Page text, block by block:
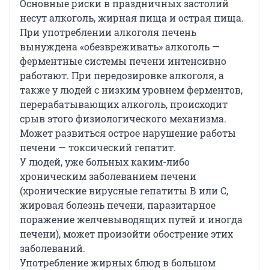
Основные риски в праздничных застолий
несут алкоголь, жирная пища и острая пища.
При употреблении алкоголя печень
вынуждена «обезвреживать» алкоголь —
ферментные системы печени интенсивно
работают. При передозировке алкоголя, а
также у людей с низким уровнем ферментов,
перерабатывающих алкоголь, происходит
срыв этого физиологического механизма.
Может развиться острое нарушение работы
печени — токсический гепатит.
У людей, уже больных каким-либо
хроническим заболеванием печени
(хронические вирусные гепатиты В или С,
жировая болезнь печени, паразитарное
поражение желчевыводящих путей и иногда
печени), может произойти обострение этих
заболеваний.
Употребление жирных блюд в большом